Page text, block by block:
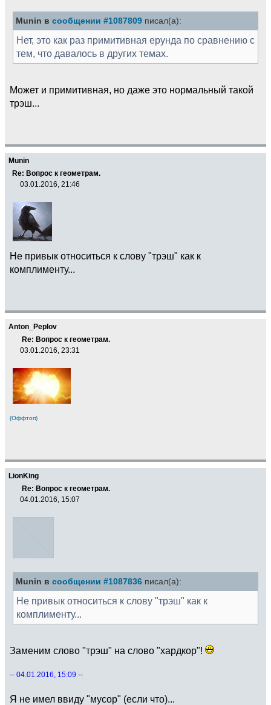
Munin в сообщении #1087809 писал(а):
Нет, это как раз примитивная ерунда по сравнению с
тем, что давалось в других темах.
Может и примитивная, но даже это нормальный такой
трэш...
Munin
Re: Вопрос к геометрам.
03.01.2016, 21:46
Не привык относиться к слову "трэш" как к
комплименту...
Anton_Peplov
Re: Вопрос к геометрам.
03.01.2016, 23:31
(Оффтоп)
LionKing
Re: Вопрос к геометрам.
04.01.2016, 15:07
Munin в сообщении #1087836 писал(а):
Не привык относиться к слову "трэш" как к
комплименту...
Заменим слово "трэш" на слово "хардкор"!
-- 04.01.2016, 15:09 --
Я не имел ввиду "мусор" (если что)...